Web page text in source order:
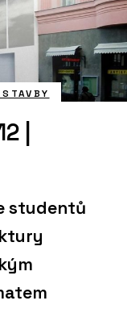
|
studentů